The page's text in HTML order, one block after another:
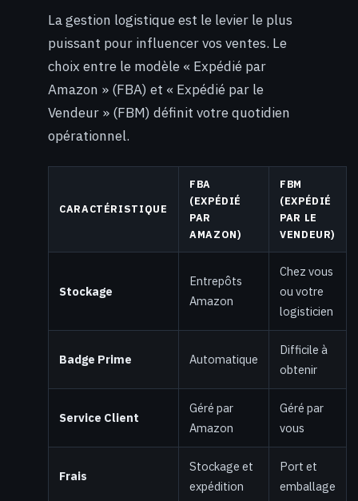
La gestion logistique est le levier le plus
puissant pour influencer vos ventes. Le
choix entre le modèle « Expédié par
Amazon » (FBA) et « Expédié par le
Vendeur » (FBM) définit votre quotidien
opérationnel.
CARACTÉRISTIQUE
FBA
(EXPÉDIÉ
PAR
AMAZON)
FBM
(EXPÉDIÉ
PAR LE
VENDEUR)
Stockage
Entrepôts
Amazon
Chez vous
ou votre
logisticien
Badge Prime Automatique
Difficile à
obtenir
Service Client
Géré par
Amazon
Géré par
vous
Frais
Stockage et
expédition
Port et
emballage